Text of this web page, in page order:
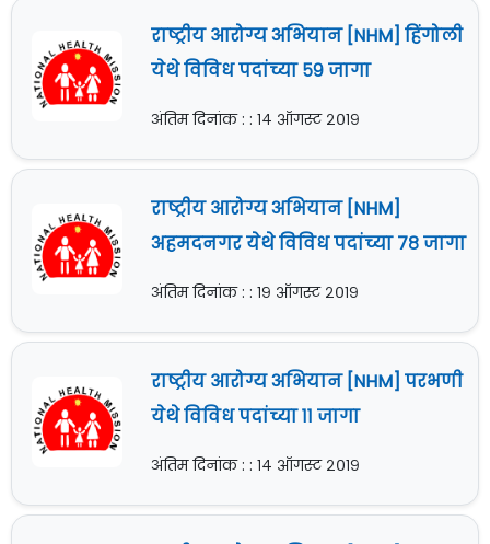
राष्ट्रीय आरोग्य अभियान [NHM] हिंगोली
येथे विविध पदांच्या ५९ जागा
अंतिम दिनांक : : १४ ऑगस्ट २०१९
राष्ट्रीय आरोग्य अभियान [NHM]
अहमदनगर येथे विविध पदांच्या ७८ जागा
अंतिम दिनांक : : १९ ऑगस्ट २०१९
राष्ट्रीय आरोग्य अभियान [NHM] परभणी
येथे विविध पदांच्या ११ जागा
अंतिम दिनांक : : १४ ऑगस्ट २०१९